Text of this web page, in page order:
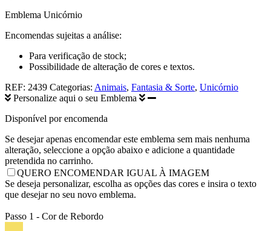
Emblema Unicórnio
Encomendas sujeitas a análise:
Para verificação de stock;
Possibilidade de alteração de cores e textos.
REF: 2439 Categorias: Animais, Fantasia & Sorte, Unicórnio
Personalize aqui o seu Emblema
Disponível por encomenda
Se desejar apenas encomendar este emblema sem mais nenhuma
alteração, seleccione a opção abaixo e adicione a quantidade
pretendida no carrinho.
QUERO ENCOMENDAR IGUAL À IMAGEM
Se deseja personalizar, escolha as opções das cores e insira o texto
que desejar no seu novo emblema.
Passo 1 - Cor de Rebordo